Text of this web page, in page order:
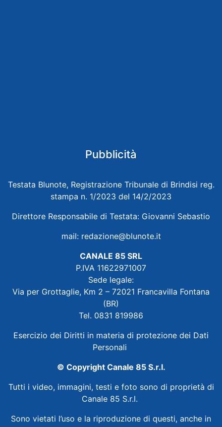
Pubblicità
Testata Blunote, Registrazione Tribunale di Brindisi reg.
stampa n. 1/2023 del 14/2/2023
Direttore Responsabile di Testata: Giovanni Sebastio
mail: redazione@blunote.it
CANALE 85 SRL
P.IVA 11622971007
Sede legale:
Via per Grottaglie, Km 2 – 72021 Francavilla Fontana
(BR)
Tel. 0831 819986
Esercizio dei Diritti in materia di protezione dei Dati
Personali
© Copyright Canale 85 S.r.l.
Tutti i video, immagini, testi e foto sono di proprietà di
Canale 85 S.r.l.
Sono vietati l’uso e la riproduzione di questi, anche in